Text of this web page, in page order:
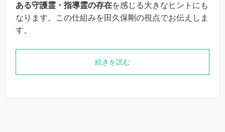
ある守護霊・指導霊の存在を感じる大きなヒントにも
なります。この仕組みを田久保剛の視点でお伝えしま
す。
続きを読む